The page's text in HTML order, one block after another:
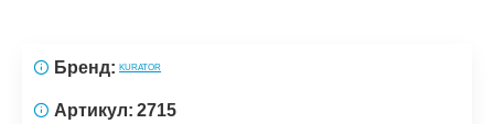
Бренд: KURATOR
Артикул: 2715